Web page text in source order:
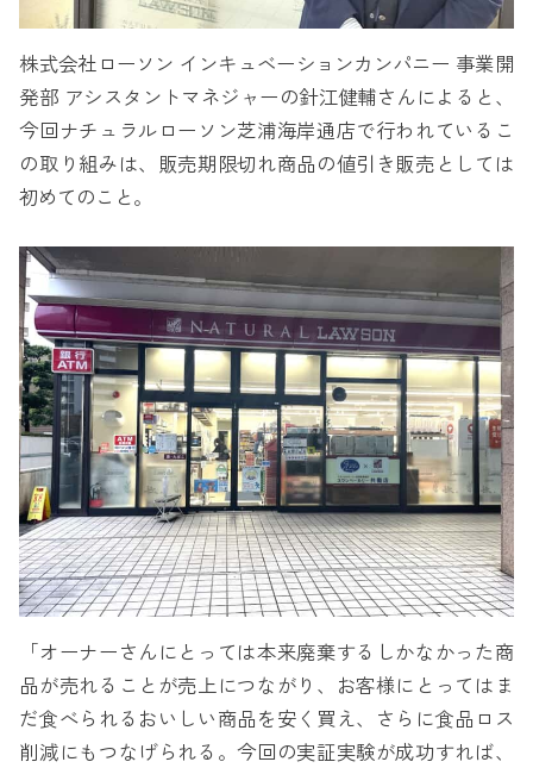
株式会社ローソン インキュベーションカンパニー 事業開
発部 アシスタントマネジャーの針江健輔さんによると、
今回ナチュラルローソン芝浦海岸通店で行われているこ
の取り組みは、販売期限切れ商品の値引き販売としては
初めてのこと。
「オーナーさんにとっては本来廃棄するしかなかった商
品が売れることが売上につながり、お客様にとってはま
だ食べられるおいしい商品を安く買え、さらに食品ロス
削減にもつなげられる。今回の実証実験が成功すれば、